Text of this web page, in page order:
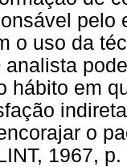
pelo
o uso da
analista
hábito em
o
1967, p.